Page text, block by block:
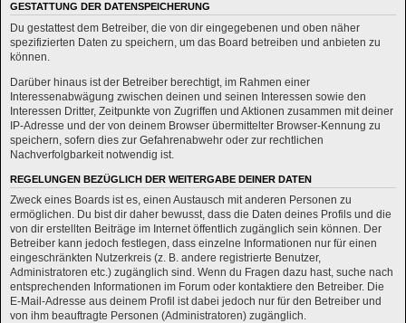
GESTATTUNG DER DATENSPEICHERUNG
Du gestattest dem Betreiber, die von dir eingegebenen und oben näher
spezifizierten Daten zu speichern, um das Board betreiben und anbieten zu
können.
Darüber hinaus ist der Betreiber berechtigt, im Rahmen einer
Interessenabwägung zwischen deinen und seinen Interessen sowie den
Interessen Dritter, Zeitpunkte von Zugriffen und Aktionen zusammen mit deiner
IP-Adresse und der von deinem Browser übermittelter Browser-Kennung zu
speichern, sofern dies zur Gefahrenabwehr oder zur rechtlichen
Nachverfolgbarkeit notwendig ist.
REGELUNGEN BEZÜGLICH DER WEITERGABE DEINER DATEN
Zweck eines Boards ist es, einen Austausch mit anderen Personen zu
ermöglichen. Du bist dir daher bewusst, dass die Daten deines Profils und die
von dir erstellten Beiträge im Internet öffentlich zugänglich sein können. Der
Betreiber kann jedoch festlegen, dass einzelne Informationen nur für einen
eingeschränkten Nutzerkreis (z. B. andere registrierte Benutzer,
Administratoren etc.) zugänglich sind. Wenn du Fragen dazu hast, suche nach
entsprechenden Informationen im Forum oder kontaktiere den Betreiber. Die
E-Mail-Adresse aus deinem Profil ist dabei jedoch nur für den Betreiber und
von ihm beauftragte Personen (Administratoren) zugänglich.